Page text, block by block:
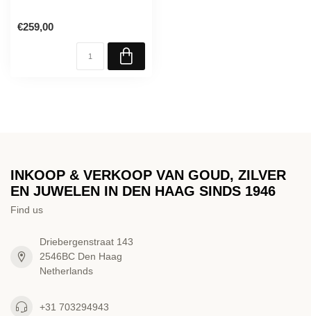
€259,00
INKOOP & VERKOOP VAN GOUD, ZILVER
EN JUWELEN IN DEN HAAG SINDS 1946
Find us
Driebergenstraat 143
2546BC Den Haag
Netherlands
+31 703294943